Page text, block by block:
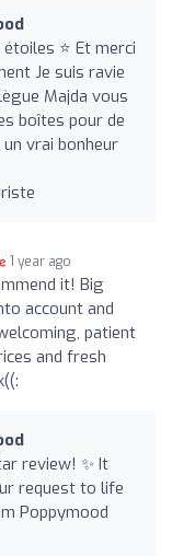
⭐️ Et merci
Je suis ravie
Majda vous
boîtes pour de
vrai bonheur
1 year ago
it! Big
account and
patient
and fresh
review! ✨ It
request to life
Poppymood